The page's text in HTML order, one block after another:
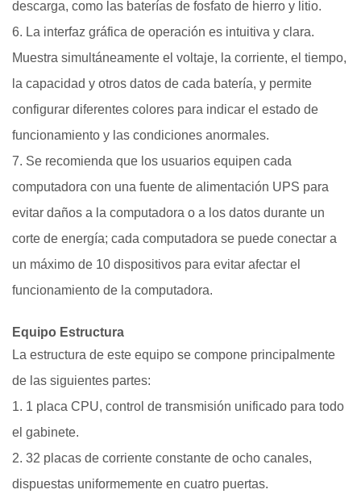
descarga, como las baterías de fosfato de hierro y litio.
6. La interfaz gráfica de operación es intuitiva y clara.
Muestra simultáneamente el voltaje, la corriente, el tiempo,
la capacidad y otros datos de cada batería, y permite
configurar diferentes colores para indicar el estado de
funcionamiento y las condiciones anormales.
7. Se recomienda que los usuarios equipen cada
computadora con una fuente de alimentación UPS para
evitar daños a la computadora o a los datos durante un
corte de energía; cada computadora se puede conectar a
un máximo de 10 dispositivos para evitar afectar el
funcionamiento de la computadora.
Equipo Estructura
La estructura de este equipo se compone principalmente
de las siguientes partes:
1. 1 placa CPU, control de transmisión unificado para todo
el gabinete.
2. 32 placas de corriente constante de ocho canales,
dispuestas uniformemente en cuatro puertas.